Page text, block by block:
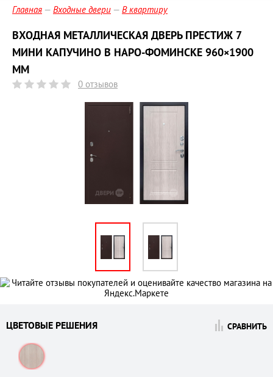
Главная Входные двери В квартиру
ВХОДНАЯ МЕТАЛЛИЧЕСКАЯ ДВЕРЬ ПРЕСТИЖ 7
МИНИ КАПУЧИНО В НАРО-ФОМИНСКЕ 960×1900
ММ
0 отзывов
СРАВНИТЬ
ЦВЕТОВЫЕ РЕШЕНИЯ